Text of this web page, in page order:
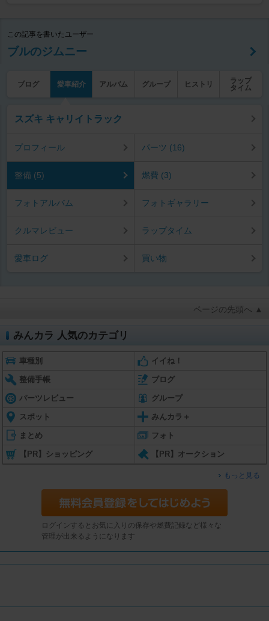
この記事を書いたユーザー
ブルのジムニー
ブログ 愛車紹介 アルバム グループ ヒストリ
ラップ
タイム
スズキ キャリイトラック
プロフィール パーツ (16)
整備 (5) 燃費 (3)
フォトアルバム フォトギャラリー
クルマレビュー ラップタイム
愛車ログ 買い物
ページの先頭へ ▲
みんカラ 人気のカテゴリ
車種別 イイね！
整備手帳 ブログ
パーツレビュー グループ
スポット みんカラ＋
まとめ フォト
【PR】ショッピング 【PR】オークション
もっと見る
ログインするとお気に入りの保存や燃費記録など様々な
管理が出来るようになります